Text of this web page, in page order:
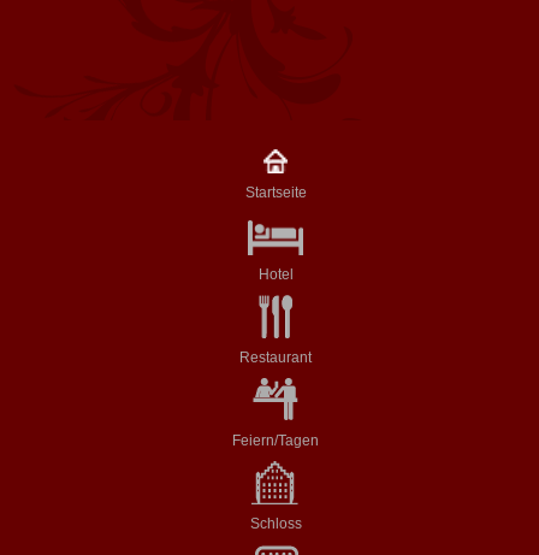
Startseite
Hotel
Restaurant
Feiern/Tagen
Schloss